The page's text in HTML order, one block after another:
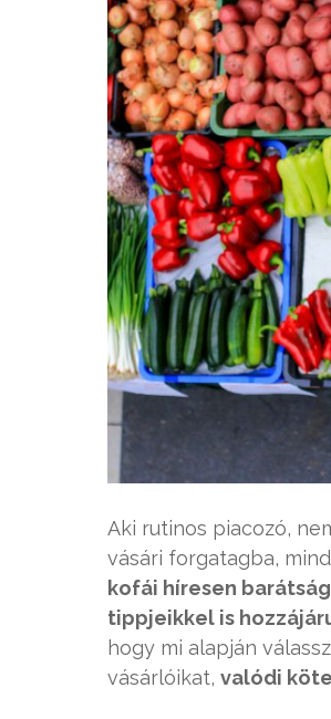
Aki rutinos piacozó,
vásári forgatagba,
kofái híresen
tippjeikkel is
hogy mi alapján
vásárlóikat, valódi